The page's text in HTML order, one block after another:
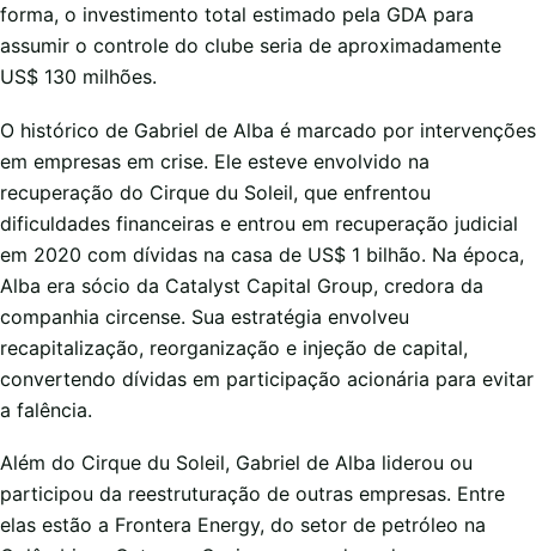
forma, o investimento total estimado pela GDA para
assumir o controle do clube seria de aproximadamente
US$ 130 milhões.
O histórico de Gabriel de Alba é marcado por intervenções
em empresas em crise. Ele esteve envolvido na
recuperação do Cirque du Soleil, que enfrentou
dificuldades financeiras e entrou em recuperação judicial
em 2020 com dívidas na casa de US$ 1 bilhão. Na época,
Alba era sócio da Catalyst Capital Group, credora da
companhia circense. Sua estratégia envolveu
recapitalização, reorganização e injeção de capital,
convertendo dívidas em participação acionária para evitar
a falência.
Além do Cirque du Soleil, Gabriel de Alba liderou ou
participou da reestruturação de outras empresas. Entre
elas estão a Frontera Energy, do setor de petróleo na